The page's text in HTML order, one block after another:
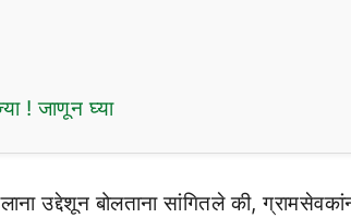
! जाणून घ्या
उद्देशून बोलताना सांगितले की,